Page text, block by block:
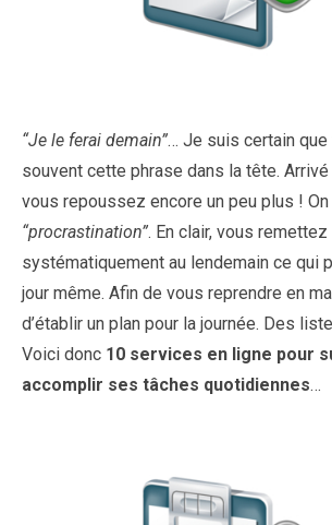
“Je le ferai demain”… Je suis certain
souvent cette phrase dans la tête.
vous repoussez encore un peu plus !
“procrastination”. En clair, vous remettez
systématiquement au lendemain ce qui
jour même. Afin de vous reprendre en
d’établir un plan pour la journée. Des
Voici donc 10 services en ligne pour
accomplir ses tâches quotidiennes…